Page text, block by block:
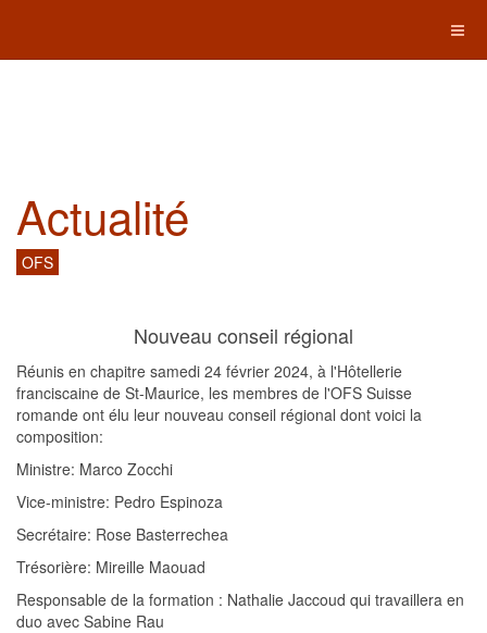
Actualité
OFS
Nouveau conseil régional
Réunis en chapitre samedi 24 février 2024, à l'Hôtellerie
franciscaine de St-Maurice, les membres de l'OFS Suisse
romande ont élu leur nouveau conseil régional dont voici la
composition:
Ministre: Marco Zocchi
Vice-ministre: Pedro Espinoza
Secrétaire: Rose Basterrechea
Trésorière: Mireille Maouad
Responsable de la formation : Nathalie Jaccoud qui travaillera en
duo avec Sabine Rau